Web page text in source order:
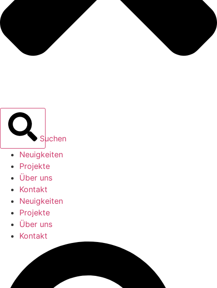
Suchen
Neuigkeiten
Projekte
Über uns
Kontakt
Neuigkeiten
Projekte
Über uns
Kontakt